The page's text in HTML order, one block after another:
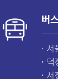
버
서
덕
서